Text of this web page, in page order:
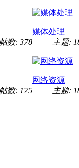
帖数: 378
媒体处理
主题:
帖数: 175
网络资源
主题: